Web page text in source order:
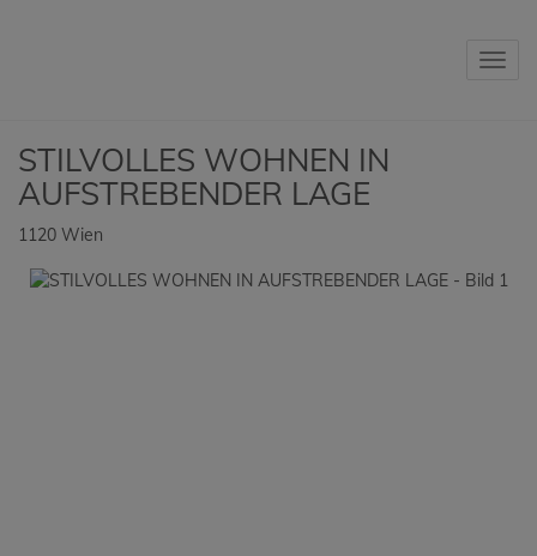
STILVOLLES WOHNEN IN
AUFSTREBENDER LAGE
1120 Wien